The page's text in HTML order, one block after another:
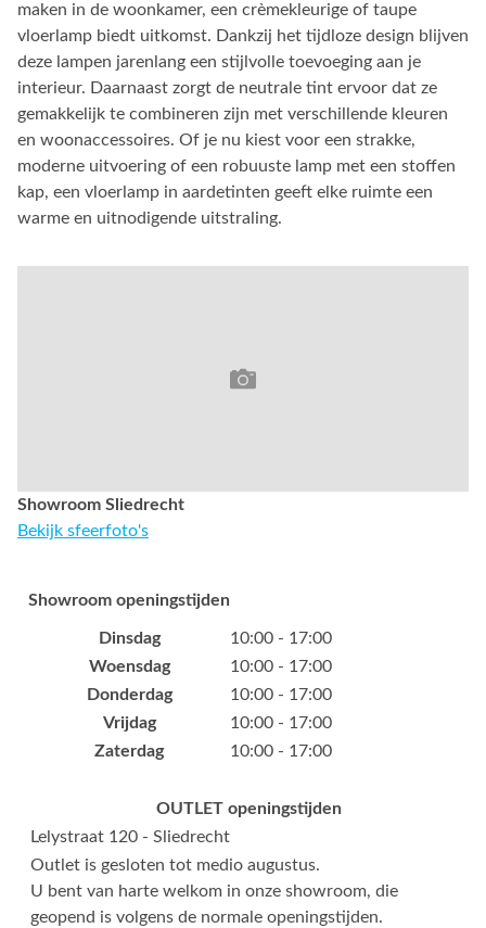
maken in de woonkamer, een crèmekleurige of taupe
vloerlamp biedt uitkomst. Dankzij het tijdloze design blijven
deze lampen jarenlang een stijlvolle toevoeging aan je
interieur. Daarnaast zorgt de neutrale tint ervoor dat ze
gemakkelijk te combineren zijn met verschillende kleuren
en woonaccessoires. Of je nu kiest voor een strakke,
moderne uitvoering of een robuuste lamp met een stoffen
kap, een vloerlamp in aardetinten geeft elke ruimte een
warme en uitnodigende uitstraling.
Showroom Sliedrecht
Bekijk sfeerfoto's
Showroom openingstijden
Dinsdag
10:00 - 17:00
Woensdag
10:00 - 17:00
Donderdag
10:00 - 17:00
Vrijdag
10:00 - 17:00
Zaterdag
10:00 - 17:00
OUTLET openingstijden
Lelystraat 120 - Sliedrecht
Outlet is gesloten tot medio augustus.
U bent van harte welkom in onze showroom, die
geopend is volgens de normale openingstijden.